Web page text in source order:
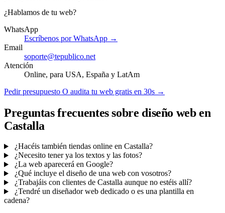
¿Hablamos de tu web?
WhatsApp
Escríbenos por WhatsApp →
Email
soporte@tepublico.net
Atención
Online, para USA, España y LatAm
Pedir presupuesto O audita tu web gratis en 30s →
Preguntas frecuentes sobre diseño web en
Castalla
¿Hacéis también tiendas online en Castalla?
¿Necesito tener ya los textos y las fotos?
¿La web aparecerá en Google?
¿Qué incluye el diseño de una web con vosotros?
¿Trabajáis con clientes de Castalla aunque no estéis allí?
¿Tendré un diseñador web dedicado o es una plantilla en
cadena?